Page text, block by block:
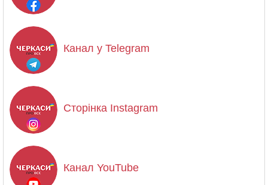
Канал у Telegram
Сторінка Instagram
Канал YouTube